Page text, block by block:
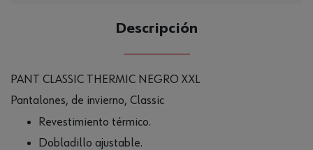
Descripción
PANT CLASSIC THERMIC NEGRO XXL
Pantalones, de invierno, Classic
Revestimiento térmico.
Dobladillo ajustable.